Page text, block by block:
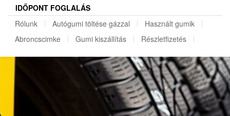
REGISZTRÁCIÓ
IDŐPONT FOGLALÁS
Rólunk
Autógumi töltése gázzal
Használt gumik
Abroncscimke
Gumi kiszállítás Részletfizetés